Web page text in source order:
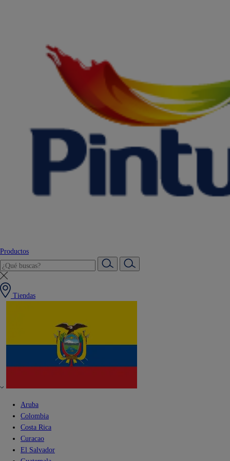
Productos
Tiendas
Aruba
Colombia
Costa Rica
Curacao
El Salvador